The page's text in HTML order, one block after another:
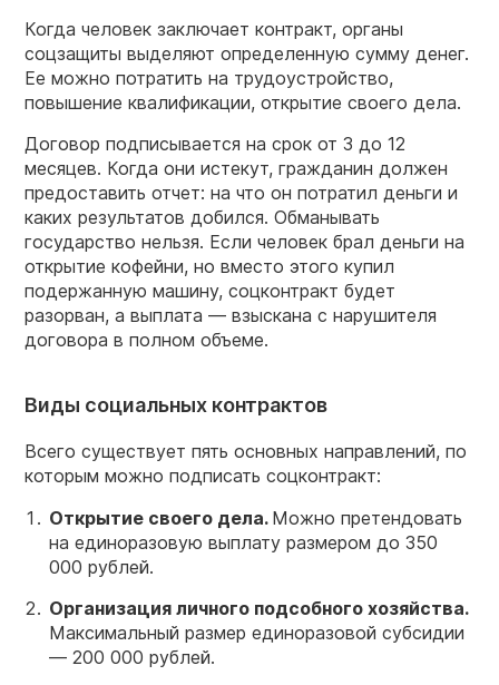
Когда человек заключает контракт, органы
соцзащиты выделяют определенную сумму денег.
Ее можно потратить на трудоустройство,
повышение квалификации, открытие своего дела.
Договор подписывается на срок от 3 до 12
месяцев. Когда они истекут, гражданин должен
предоставить отчет: на что он потратил деньги и
каких результатов добился. Обманывать
государство нельзя. Если человек брал деньги на
открытие кофейни, но вместо этого купил
подержанную машину, соцконтракт будет
разорван, а выплата — взыскана с нарушителя
договора в полном объеме.
Виды социальных контрактов
Всего существует пять основных направлений, по
которым можно подписать соцконтракт:
Открытие своего дела. Можно претендовать
на единоразовую выплату размером до 350
000 рублей.
Организация личного подсобного хозяйства.
Максимальный размер единоразовой субсидии
— 200 000 рублей.